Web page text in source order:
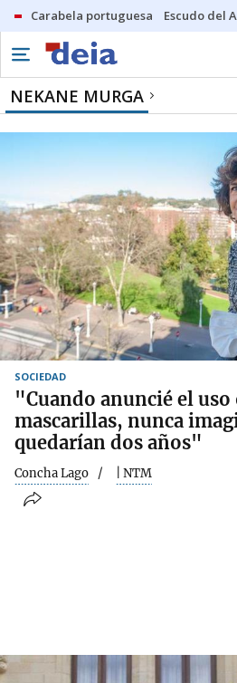
Carabela portuguesa Escudo del
NEKANE MURGA
SOCIEDAD
"Cuando anuncié el
mascarillas, nunca
quedarían dos años"
Concha Lago | NTM